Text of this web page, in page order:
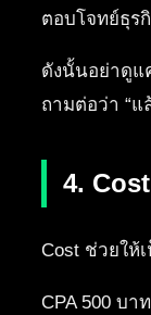
ตอบโจทย์ธุร
ดังนั้นอย่าดูแ
ถามต่อว่า “แ
4. Cost
Cost ช่วยให้
CPA 500 บา